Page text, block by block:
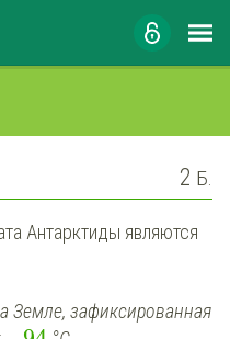
2 Б.
Антарктиды являются
Земле, зафиксированная